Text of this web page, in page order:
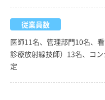
従業員数
医師11名、管理部門10名、
診療放射線技師）13名、コ
定